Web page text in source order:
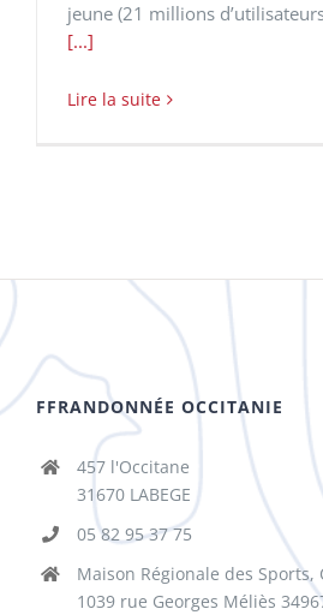
jeune (21 millions
[...]
Lire la suite
FFRANDONNÉE OCCITANIE
457 l'Occitane
31670 LABEGE
05 82 95 37 75
Maison Régionale des Sports,
1039 rue Georges Méliès